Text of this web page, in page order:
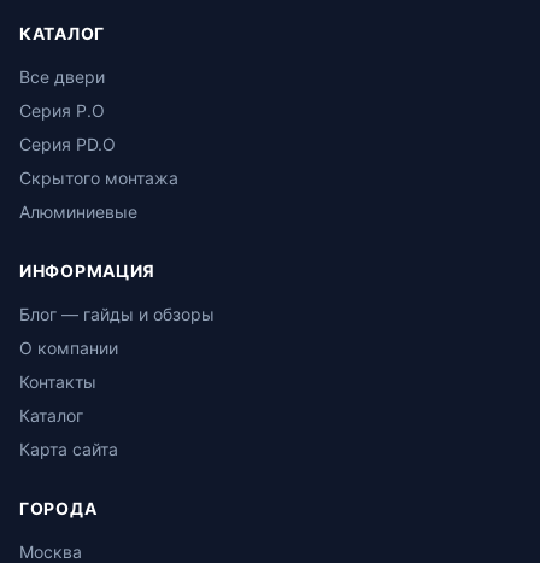
КАТАЛОГ
Все двери
Серия P.O
Серия PD.O
Скрытого монтажа
Алюминиевые
ИНФОРМАЦИЯ
Блог — гайды и обзоры
О компании
Контакты
Каталог
Карта сайта
ГОРОДА
Москва